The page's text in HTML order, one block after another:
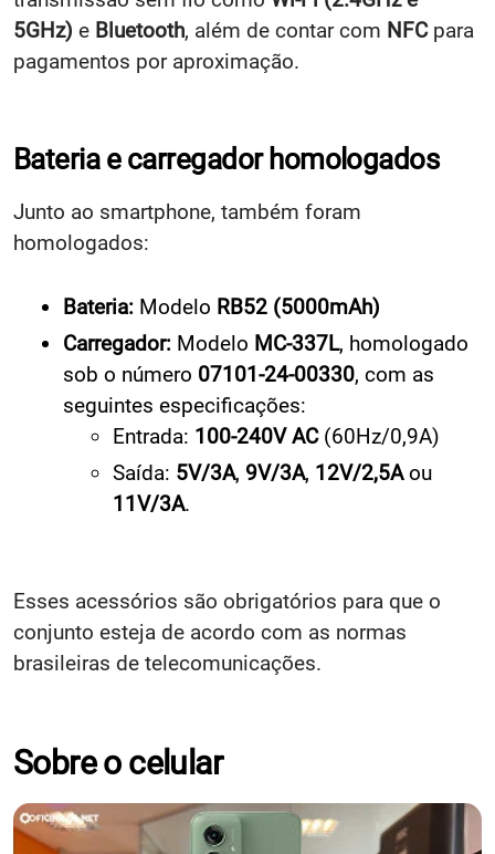
5GHz) e Bluetooth, além de contar com NFCpara
pagamentos por aproximação.
Bateria e carregador homologados
Junto ao smartphone, também foram
homologados:
Bateria: Modelo RB52 (5000mAh)
Carregador: Modelo MC-337L, homologado
sob o número 07101-24-00330, com as
seguintes especificações:
Entrada: 100-240V AC(60Hz/0,9A)
Saída: 5V/3A, 9V/3A, 12V/2,5Aou
11V/3A.
Esses acessórios são obrigatórios para que o
conjunto esteja de acordo com as normas
brasileiras de telecomunicações.
Sobre o celular